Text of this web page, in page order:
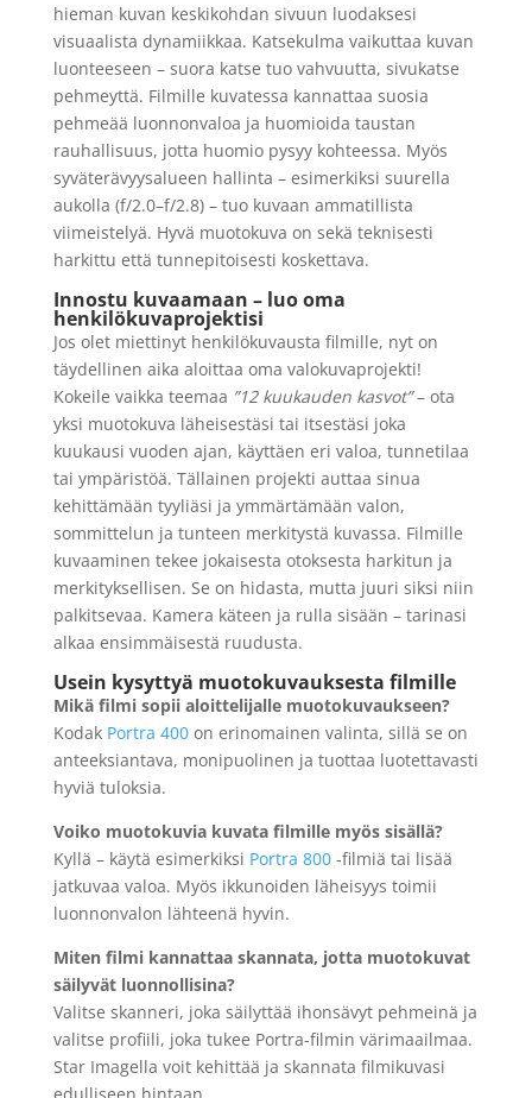
hieman kuvan keskikohdan sivuun luodaksesi
visuaalista dynamiikkaa. Katsekulma vaikuttaa kuvan
luonteeseen – suora katse tuo vahvuutta, sivukatse
pehmeyttä. Filmille kuvatessa kannattaa suosia
pehmeää luonnonvaloa ja huomioida taustan
rauhallisuus, jotta huomio pysyy kohteessa. Myös
syväterävyysalueen hallinta – esimerkiksi suurella
aukolla (f/2.0–f/2.8) – tuo kuvaan ammatillista
viimeistelyä. Hyvä muotokuva on sekä teknisesti
harkittu että tunnepitoisesti koskettava.
Innostu kuvaamaan – luo oma
henkilökuvaprojektisi
Jos olet miettinyt henkilökuvausta filmille, nyt on
täydellinen aika aloittaa oma valokuvaprojekti!
Kokeile vaikka teemaa ”12 kuukauden kasvot”– ota
yksi muotokuva läheisestäsi tai itsestäsi joka
kuukausi vuoden ajan, käyttäen eri valoa, tunnetilaa
tai ympäristöä. Tällainen projekti auttaa sinua
kehittämään tyyliäsi ja ymmärtämään valon,
sommittelun ja tunteen merkitystä kuvassa. Filmille
kuvaaminen tekee jokaisesta otoksesta harkitun ja
merkityksellisen. Se on hidasta, mutta juuri siksi niin
palkitsevaa. Kamera käteen ja rulla sisään – tarinasi
alkaa ensimmäisestä ruudusta.
Usein kysyttyä muotokuvauksesta filmille
Mikä filmi sopii aloittelijalle muotokuvaukseen?
Kodak Portra 400on erinomainen valinta, sillä se on
anteeksiantava, monipuolinen ja tuottaa luotettavasti
hyviä tuloksia.
Voiko muotokuvia kuvata filmille myös sisällä?
Kyllä – käytä esimerkiksi Portra 800-filmiä tai lisää
jatkuvaa valoa. Myös ikkunoiden läheisyys toimii
luonnonvalon lähteenä hyvin.
Miten filmi kannattaa skannata, jotta muotokuvat
säilyvät luonnollisina?
Valitse skanneri, joka säilyttää ihonsävyt pehmeinä ja
valitse profiili, joka tukee Portra-filmin värimaailmaa.
Star Imagella voit kehittää ja skannata filmikuvasi